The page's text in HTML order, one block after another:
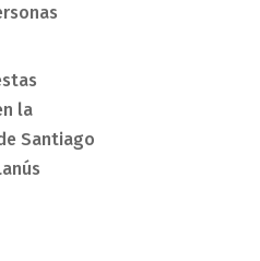
la
Santiago